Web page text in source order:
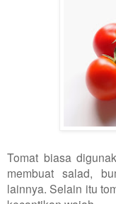
Tomat biasa
membuat salad,
lainnya. Selain itu